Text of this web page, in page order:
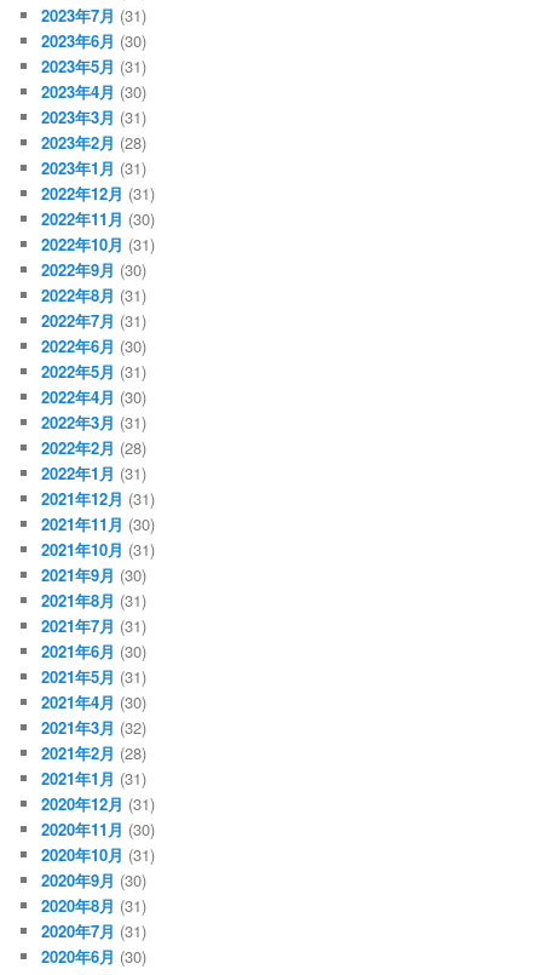
2023年7月 (31)
2023年6月 (30)
2023年5月 (31)
2023年4月 (30)
2023年3月 (31)
2023年2月 (28)
2023年1月 (31)
2022年12月 (31)
2022年11月 (30)
2022年10月 (31)
2022年9月 (30)
2022年8月 (31)
2022年7月 (31)
2022年6月 (30)
2022年5月 (31)
2022年4月 (30)
2022年3月 (31)
2022年2月 (28)
2022年1月 (31)
2021年12月 (31)
2021年11月 (30)
2021年10月 (31)
2021年9月 (30)
2021年8月 (31)
2021年7月 (31)
2021年6月 (30)
2021年5月 (31)
2021年4月 (30)
2021年3月 (32)
2021年2月 (28)
2021年1月 (31)
2020年12月 (31)
2020年11月 (30)
2020年10月 (31)
2020年9月 (30)
2020年8月 (31)
2020年7月 (31)
2020年6月 (30)